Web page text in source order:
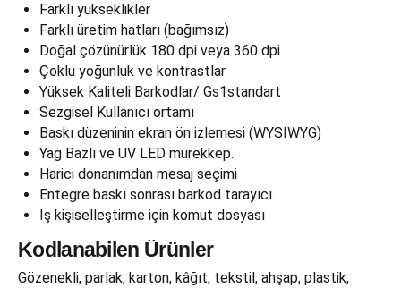
Farklı yükseklikler
Farklı üretim hatları (bağımsız)
Doğal çözünürlük 180 dpi veya 360 dpi
Çoklu yoğunluk ve kontrastlar
Yüksek Kaliteli Barkodlar/ Gs1standart
Sezgisel Kullanıcı ortamı
Baskı düzeninin ekran ön izlemesi (WYSIWYG)
Yağ Bazlı ve UV LED mürekkep.
Harici donanımdan mesaj seçimi
Entegre baskı sonrası barkod tarayıcı.
İş kişiselleştirme için komut dosyası
Kodlanabilen Ürünler
Gözenekli, parlak, karton, kâğıt, tekstil, ahşap, plastik,